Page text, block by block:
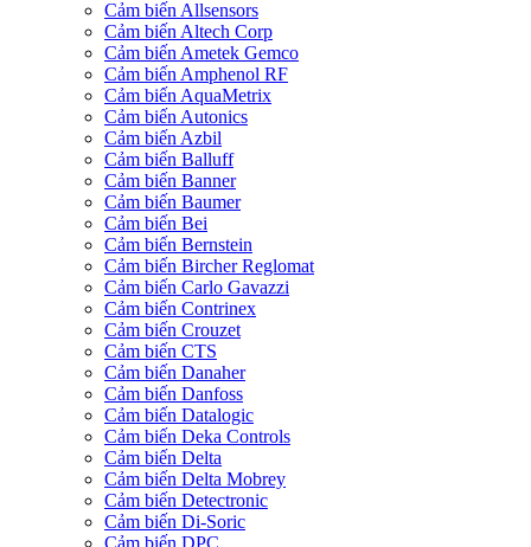
Cảm biến Allsensors
Cảm biến Altech Corp
Cảm biến Ametek Gemco
Cảm biến Amphenol RF
Cảm biến AquaMetrix
Cảm biến Autonics
Cảm biến Azbil
Cảm biến Balluff
Cảm biến Banner
Cảm biến Baumer
Cảm biến Bei
Cảm biến Bernstein
Cảm biến Bircher Reglomat
Cảm biến Carlo Gavazzi
Cảm biến Contrinex
Cảm biến Crouzet
Cảm biến CTS
Cảm biến Danaher
Cảm biến Danfoss
Cảm biến Datalogic
Cảm biến Deka Controls
Cảm biến Delta
Cảm biến Delta Mobrey
Cảm biến Detectronic
Cảm biến Di-Soric
Cảm biến DPC